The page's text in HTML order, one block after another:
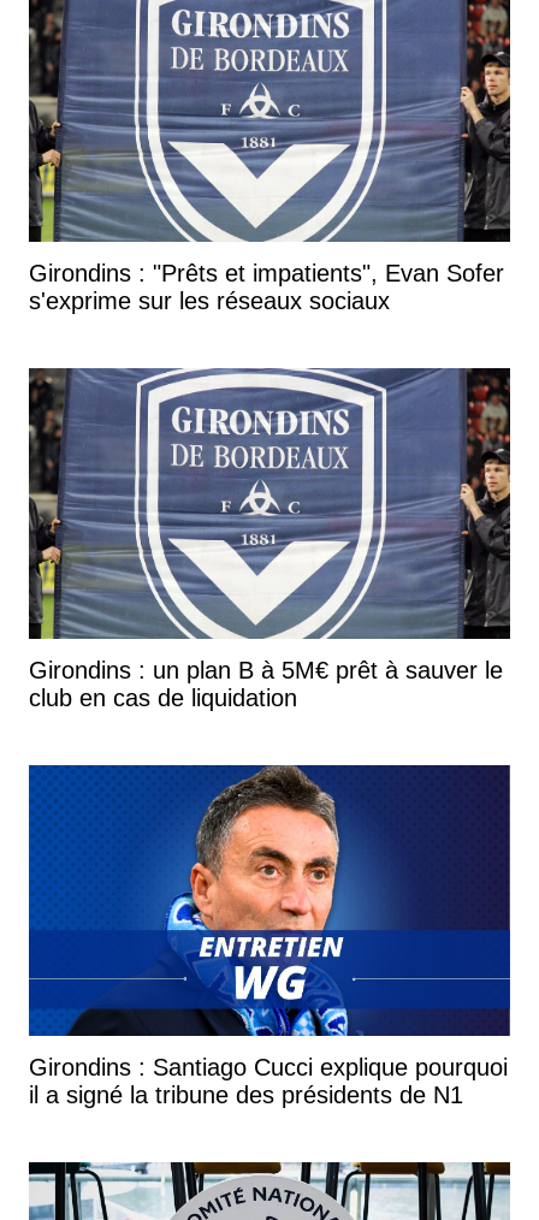
Girondins : "Prêts et impatients", Evan Sofer
s'exprime sur les réseaux sociaux
Girondins : un plan B à 5M€ prêt à sauver le
club en cas de liquidation
Girondins : Santiago Cucci explique pourquoi
il a signé la tribune des présidents de N1